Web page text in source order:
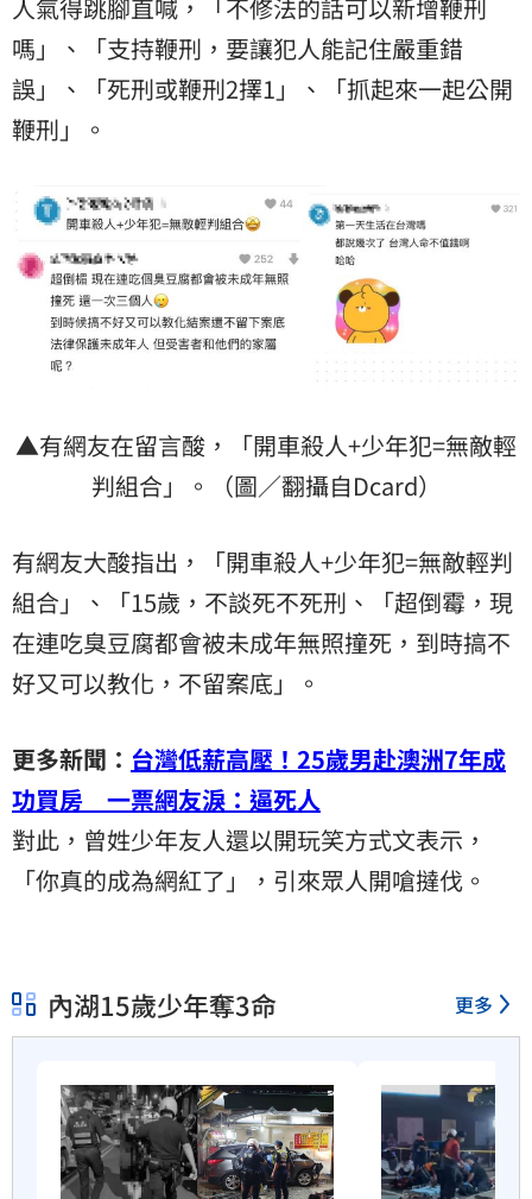
人氣得跳腳直喊，「不修法的話可以新增鞭刑
嗎」、「支持鞭刑，要讓犯人能記住嚴重錯
誤」、「死刑或鞭刑2擇1」、「抓起來一起公開
鞭刑」。
▲有網友在留言酸，「開車殺人+少年犯=無敵輕
判組合」。（圖／翻攝自Dcard）
有網友大酸指出，「開車殺人+少年犯=無敵輕判
組合」、「15歲，不談死不死刑、「超倒霉，現
在連吃臭豆腐都會被未成年無照撞死，到時搞不
好又可以教化，不留案底」。
更多新聞： 台灣低薪高壓！25歲男赴澳洲7年成
功買房 一票網友淚：逼死人
對此，曾姓少年友人還以開玩笑方式文表示，
「你真的成為網紅了」，引來眾人開嗆撻伐。
內湖15歲少年奪3命 更多